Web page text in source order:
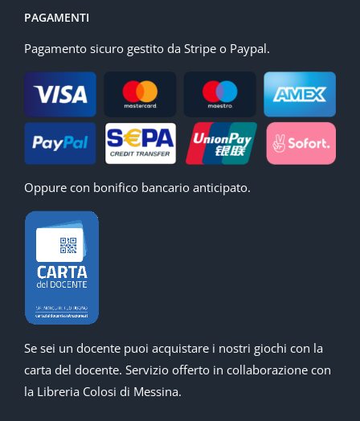
PAGAMENTI
Pagamento sicuro gestito da Stripe o Paypal.
Oppure con bonifico bancario anticipato.
Se sei un docente puoi acquistare i nostri giochi con la
carta del docente. Servizio offerto in collaborazione con
la Libreria Colosi di Messina.